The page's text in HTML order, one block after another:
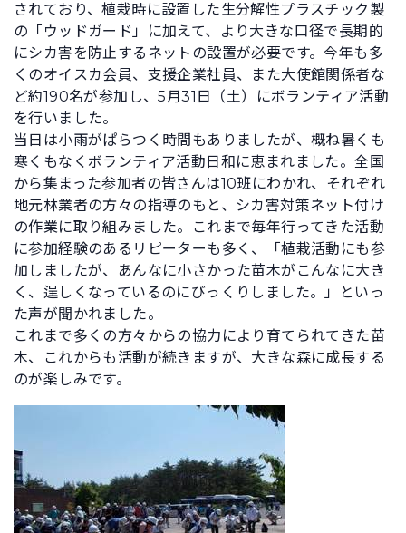
されており、植栽時に設置した生分解性プラスチック製
の「ウッドガード」に加えて、より大きな口径で長期的
にシカ害を防止するネットの設置が必要です。今年も多
くのオイスカ会員、支援企業社員、また大使館関係者な
ど約190名が参加し、5月31日（土）にボランティア活動
を行いました。
当日は小雨がぱらつく時間もありましたが、概ね暑くも
寒くもなくボランティア活動日和に恵まれました。全国
から集まった参加者の皆さんは10班にわかれ、それぞれ
地元林業者の方々の指導のもと、シカ害対策ネット付け
の作業に取り組みました。これまで毎年行ってきた活動
に参加経験のあるリピーターも多く、「植栽活動にも参
加しましたが、あんなに小さかった苗木がこんなに大き
く、逞しくなっているのにびっくりしました。」といっ
た声が聞かれました。
これまで多くの方々からの協力により育てられてきた苗
木、これからも活動が続きますが、大きな森に成長する
のが楽しみです。